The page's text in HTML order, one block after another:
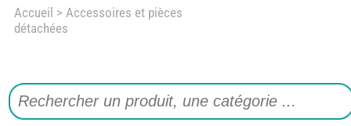
Accueil > Accessoires et pièces
détachées